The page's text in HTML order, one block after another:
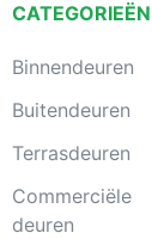
CATEGORIEËN
Binnendeuren
Buitendeuren
Terrasdeuren
Commerciële
deuren